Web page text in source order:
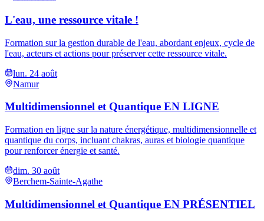
L'eau, une ressource vitale !
Formation sur la gestion durable de l'eau, abordant enjeux, cycle de
l'eau, acteurs et actions pour préserver cette ressource vitale.
lun. 24 août
Namur
Multidimensionnel et Quantique EN LIGNE
Formation en ligne sur la nature énergétique, multidimensionnelle et
quantique du corps, incluant chakras, auras et biologie quantique
pour renforcer énergie et santé.
dim. 30 août
Berchem-Sainte-Agathe
Multidimensionnel et Quantique EN PRÉSENTIEL